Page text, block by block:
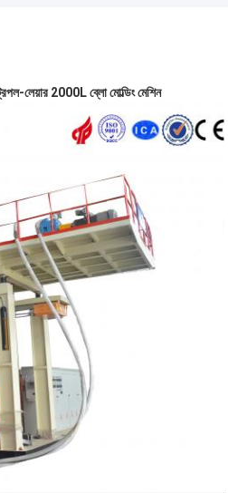
লেয়ার 2000L ব্লো মোল্ডিং মেশিন